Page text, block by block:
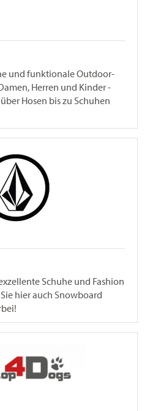
und funktionale Outdoor-
Herren und Kinder -
Hosen bis zu Schuhen
Schuhe und Fashion
hier auch Snowboard